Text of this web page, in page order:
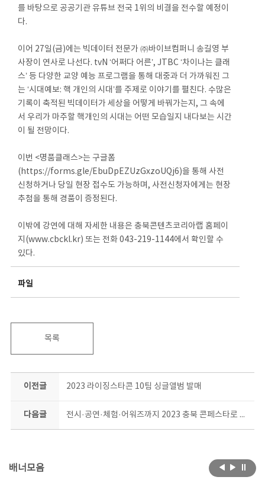
를 바탕으로 공공기관 유튜브 전국 1위의 비결을 전수할 예정이
다.
이어 27일(금)에는 빅데이터 전문가 ㈜바이브컴퍼니 송길영 부
사장이 연사로 나선다. tvN ‘어쩌다 어른’, JTBC ‘차이나는 클래
스’ 등 다양한 교양 예능 프로그램을 통해 대중과 더 가까워진 그
는 ‘시대예보: 핵 개인의 시대’를 주제로 이야기를 펼친다. 수많은
기록이 축적된 빅데이터가 세상을 어떻게 바꿔가는지, 그 속에
서 우리가 마주할 핵개인의 시대는 어떤 모습일지 내다보는 시간
이 될 전망이다.
이번 <명품클래스>는 구글폼
(https://forms.gle/EbuDpEZUzGxzoUQj6)을 통해 사전
신청하거나 당일 현장 접수도 가능하며, 사전신청자에게는 현장
추첨을 통해 경품이 증정된다.
이밖에 강연에 대해 자세한 내용은 충북콘텐츠코리아랩 홈페이
지(www.cbckl.kr) 또는 전화 043-219-1144에서 확인할 수
있다.
파일
목록
이전글 2023 라이징스타콘 10팀 싱글앨범 발매
다음글 전시·공연·체험·어워즈까지 2023 충북 콘페스타로 즐기자
배너모음